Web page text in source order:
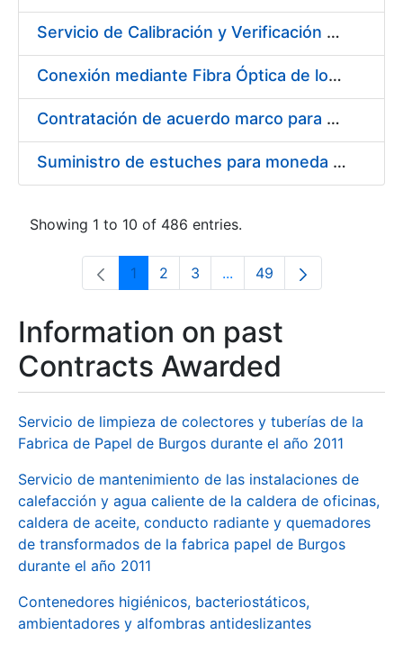
Servicio de Calibración y Verificación Externa de los Equipos de Medición del Servicio de Prevención de la FNMT-RCM
Conexión mediante Fibra Óptica de los Centros de Proceso de Datos (CPDs) de las sedes de la FNMT-RCM de Burgos y Madrid
Contratación de acuerdo marco para el Suministro de Material de Electricidad para la Fábrica Nacional de Moneda y Timbre-Real Casa de la Moneda en su centro de trabajo de Burgos
Suministro de estuches para moneda de 30 €
Showing 1 to 10 of 486 entries.
Page
1 Page
2 Page
3 ...Intermediate Pages Use
Page
49
Information on past
Contracts Awarded
Servicio de limpieza de colectores y tuberías de la
Fabrica de Papel de Burgos durante el año 2011
Servicio de mantenimiento de las instalaciones de
calefacción y agua caliente de la caldera de oficinas,
caldera de aceite, conducto radiante y quemadores
de transformados de la fabrica papel de Burgos
durante el año 2011
Contenedores higiénicos, bacteriostáticos,
ambientadores y alfombras antideslizantes